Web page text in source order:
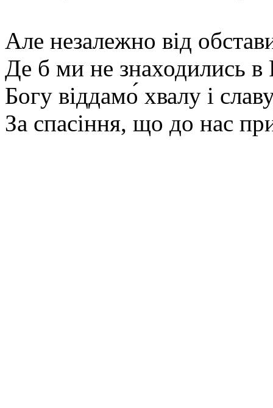
Але незалежно від
Де б ми не знаходились в
Богу віддамо́ хвалу і
За спасіння, що до нас